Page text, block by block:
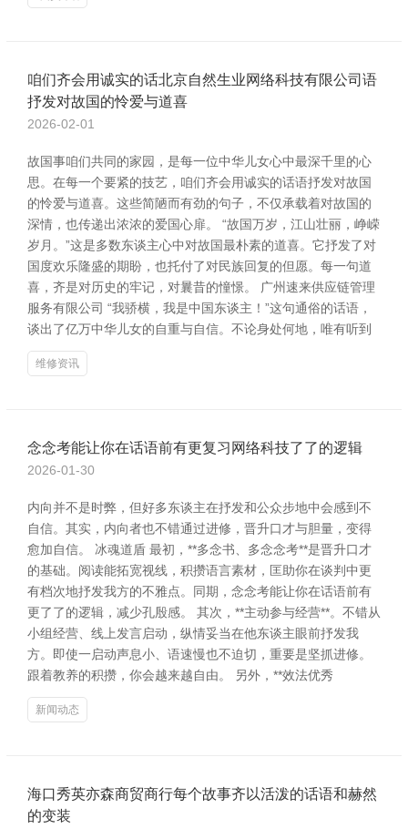
咱们齐会用诚实的话北京自然生业网络科技有限公司语
抒发对故国的怜爱与道喜
2026-02-01
故国事咱们共同的家园，是每一位中华儿女心中最深千里的心
思。在每一个要紧的技艺，咱们齐会用诚实的话语抒发对故国
的怜爱与道喜。这些简陋而有劲的句子，不仅承载着对故国的
深情，也传递出浓浓的爱国心扉。 “故国万岁，江山壮丽，峥嵘
岁月。”这是多数东谈主心中对故国最朴素的道喜。它抒发了对
国度欢乐隆盛的期盼，也托付了对民族回复的但愿。每一句道
喜，齐是对历史的牢记，对曩昔的憧憬。 广州速来供应链管理
服务有限公司 “我骄横，我是中国东谈主！”这句通俗的话语，
谈出了亿万中华儿女的自重与自信。不论身处何地，唯有听到
维修资讯
念念考能让你在话语前有更复习网络科技了了的逻辑
2026-01-30
内向并不是时弊，但好多东谈主在抒发和公众步地中会感到不
自信。其实，内向者也不错通过进修，晋升口才与胆量，变得
愈加自信。 冰魂道盾 最初，**多念书、多念念考**是晋升口才
的基础。阅读能拓宽视线，积攒语言素材，匡助你在谈判中更
有档次地抒发我方的不雅点。同期，念念考能让你在话语前有
更了了的逻辑，减少孔殷感。 其次，**主动参与经营**。不错从
小组经营、线上发言启动，纵情妥当在他东谈主眼前抒发我
方。即使一启动声息小、语速慢也不迫切，重要是坚抓进修。
跟着教养的积攒，你会越来越自由。 另外，**效法优秀
新闻动态
海口秀英亦森商贸商行每个故事齐以活泼的话语和赫然
的变装